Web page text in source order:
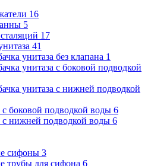
16
5
17
41
унитаза без клапана 1
унитаза с боковой подводкой
унитаза с нижней подводкой
боковой подводкой воды 6
с нижней подводкой воды 6
сифоны 3
трубы для сифона 6